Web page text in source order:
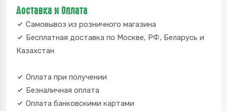
Доставка и Оплата
Самовывоз из розничного магазина
Бесплатная доставка по Москве, РФ, Беларусь и
Казахстан
Оплата при получении
Безналичная оплата
Оплата банковскими картами